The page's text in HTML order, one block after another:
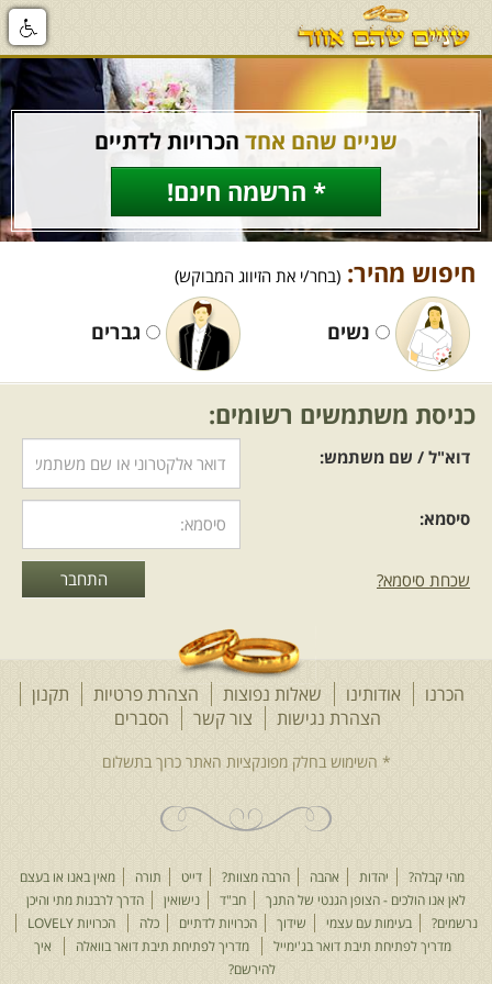
שניים שהם אחד הכרויות לדתיים
* הרשמה חינם!
חיפוש מהיר: (בחר/י את הזיווג המבוקש)
נשים גברים
כניסת משתמשים רשומים:
דוא"ל / שם משתמש:
סיסמא:
שכחת סיסמא?
הכרנו אודותינו שאלות נפוצות הצהרת פרטיות
תקנון
הצהרת נגישות
צור קשר הסברים
מהי קבלה? יהדות אהבה הרבה מצוות? דייט תורה
מאין באנו או בעצם
לאן אנו הולכים - הצופן הגנטי של התנך
חב"ד נישואין
הדרך לרבנות מתי והיכן
נרשמים?
בעימות עם עצמי שידוך הכרויות לדתיים כלה
הכרויות LOVELY
מדריך לפתיחת תיבת דואר בג'ימייל
מדריך לפתיחת תיבת דואר בוואלה
איך
להירשם?